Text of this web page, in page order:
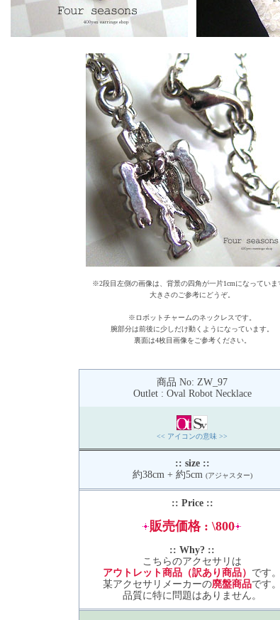
※2段目左側の画像は、背景の四角が一片1cmになっていま
大きさのご参考にどうぞ。
※ロボットチャームのネックレスです。
腕部分は前後に少しだけ動くようになっています。
裏面は4枚目画像をご参考ください。
商品 No: ZW_97
Outlet : Oval Robot Necklace
<< アイコンの意味 >>
:: size ::
約38cm + 約5cm (アジャスター)
:: Price ::
販売価格 : \800
:: Why? ::
こちらのアクセサリは
アウトレット商品（訳あり商品） です
某アクセサリメーカーの廃盤商品です
品質に特に問題はありません。